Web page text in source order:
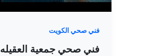
فني صحي الكويت
فني صحي جمعية العقيله 66162044